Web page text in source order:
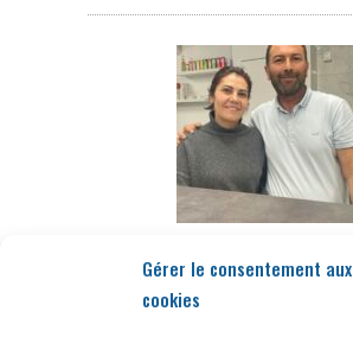
Gérer le consentement aux
cookies